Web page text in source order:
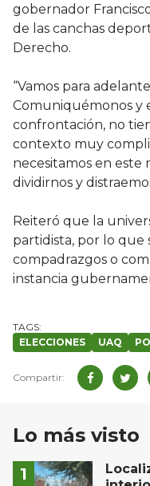
gobernador
de las canchas
Derecho.
“Vamos para
Comuniquémonos y
confrontación, no
contexto muy
necesitamos en
dividirnos y
Reiteró que la
partidista, por lo que
compadrazgos o
instancia
ELECCIONES UAQ
Lo más visto